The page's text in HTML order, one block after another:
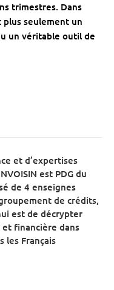
trimestres. Dans
plus seulement un
un véritable outil de
et d’expertises
est PDG du
de 4 enseignes
de crédits,
est de décrypter
et financière dans
les Français